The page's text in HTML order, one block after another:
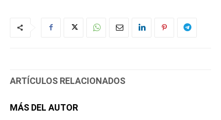
ARTÍCULOS RELACIONADOS
MÁS DEL AUTOR